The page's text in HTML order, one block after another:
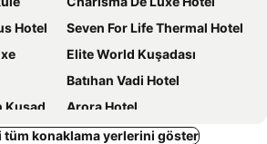
Hotel
Seven For Life Thermal Hotel
Elite World Kuşadası
Batıhan Vadi Hotel
Arora Hotel
Marbel Hotel by Palm Wings
konaklama yerlerini göster